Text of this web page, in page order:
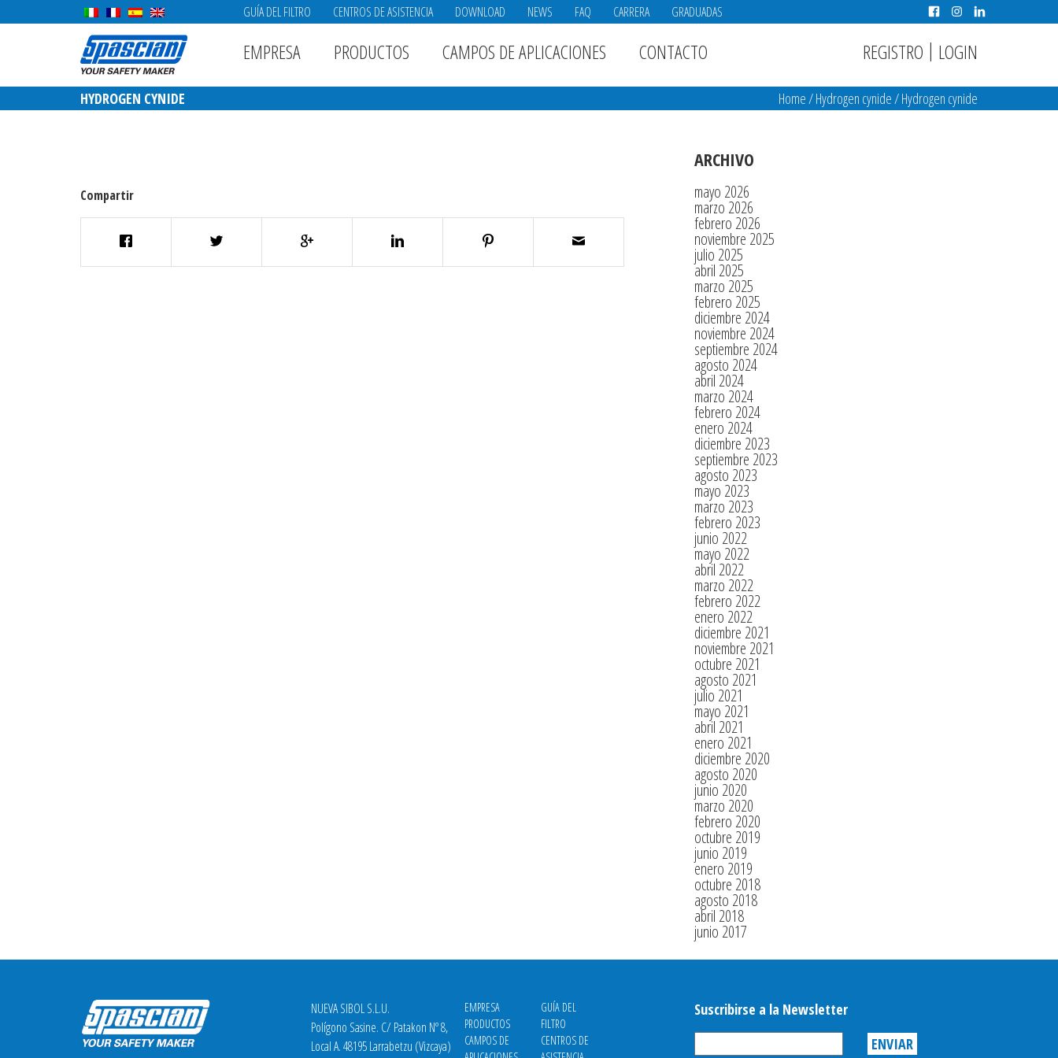
GUÍA DEL FILTRO CENTROS DE ASISTENCIA DOWNLOAD NEWS FAQ CARRERA GRADUADAS
EMPRESA PRODUCTOS CAMPOS DE APLICACIONES CONTACTO REGISTRO | LOGIN
HYDROGEN CYNIDE Home/Hydrogen cynide/Hydrogen cynide
Compartir
ARCHIVO
mayo 2026
marzo 2026
febrero 2026
noviembre 2025
julio 2025
abril 2025
marzo 2025
febrero 2025
diciembre 2024
noviembre 2024
septiembre 2024
agosto 2024
abril 2024
marzo 2024
febrero 2024
enero 2024
diciembre 2023
septiembre 2023
agosto 2023
mayo 2023
marzo 2023
febrero 2023
junio 2022
mayo 2022
abril 2022
marzo 2022
febrero 2022
enero 2022
diciembre 2021
noviembre 2021
octubre 2021
agosto 2021
julio 2021
mayo 2021
abril 2021
enero 2021
diciembre 2020
agosto 2020
junio 2020
marzo 2020
febrero 2020
octubre 2019
junio 2019
enero 2019
octubre 2018
agosto 2018
abril 2018
junio 2017
NUEVA SIBOL S.L.U.
Polígono Sasine. C/ Patakon Nº 8,
Local A. 48195 Larrabetzu (Vizcaya)
EMPRESA
PRODUCTOS
CAMPOS DE
GUÍA DEL
FILTRO
CENTROS DE
Suscribirse a la Newsletter